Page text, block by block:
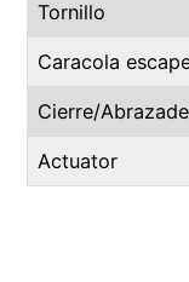
Tornillo
Caracola
Cierre/
Actuator